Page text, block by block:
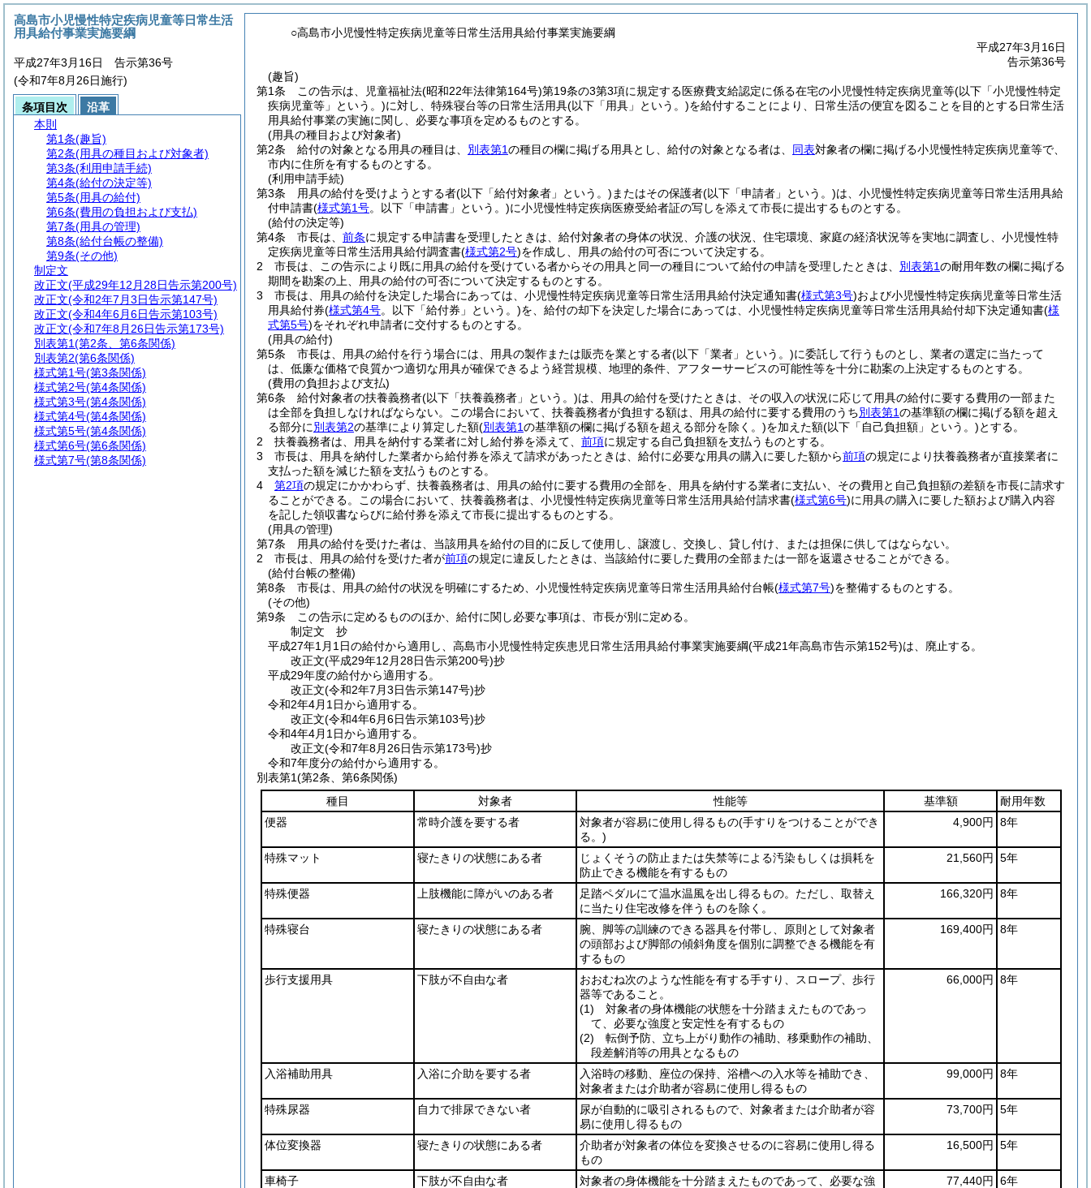
○高島市小児慢性特定疾病児童等日常生活用具給付事業実施要綱
平成27年3月16日
告示第36号
(趣旨)
第1条
この告示は、児童福祉法(昭和22年法律第164号)第19条の3第3項に規定する医療費支給認定に係る在宅の小児慢性特定疾病児童等(以下「小児慢性特定
疾病児童等」という。)に対し、特殊寝台等の日常生活用具(以下「用具」という。)を給付することにより、日常生活の便宜を図ることを目的とする日常生活
用具給付事業の実施に関し、必要な事項を定めるものとする。
(用具の種目および対象者)
第2条
給付の対象となる用具の種目は、 別表第1の種目の欄に掲げる用具とし、給付の対象となる者は、 同表対象者の欄に掲げる小児慢性特定疾病児童等で、
市内に住所を有するものとする。
(利用申請手続)
第3条
用具の給付を受けようとする者(以下「給付対象者」という。) またはその保護者(以下「申請者」という。)は、小児慢性特定疾病児童等日常生活用具給
付申請書(様式第1号。以下「申請書」という。)に小児慢性特定疾病医療受給者証の写しを添えて市長に提出するものとする。
(給付の決定等)
第4条
市長は、 前条に規定する申請書を受理したときは、給付対象者の身体の状況、介護の状況、住宅環境、家庭の経済状況等を実地に調査し、小児慢性特
定疾病児童等日常生活用具給付調査書(様式第2号)を作成し、用具の給付の可否について決定する。
2
市長は、この告示により既に用具の給付を受けている者からその用具と同一の種目について給付の申請を受理したときは、 別表第1の耐用年数の欄に掲げる
期間を勘案の上、用具の給付の可否について決定するものとする。
3
市長は、用具の給付を決定した場合にあっては、小児慢性特定疾病児童等日常生活用具給付決定通知書(様式第3号)および小児慢性特定疾病児童等日常生活
用具給付券(様式第4号。以下「給付券」という。)を、給付の却下を決定した場合にあっては、小児慢性特定疾病児童等日常生活用具給付却下決定通知書(様
式第5号)をそれぞれ申請者に交付するものとする。
(用具の給付)
第5条
市長は、用具の給付を行う場合には、用具の製作または販売を業とする者(以下「業者」という。)に委託して行うものとし、業者の選定に当たって
は、低廉な価格で良質かつ適切な用具が確保できるよう経営規模、地理的条件、アフターサービスの可能性等を十分に勘案の上決定するものとする。
(費用の負担および支払)
第6条
給付対象者の扶養義務者(以下「扶養義務者」という。)は、用具の給付を受けたときは、その収入の状況に応じて用具の給付に要する費用の一部また
は全部を負担しなければならない。
この場合において、扶養義務者が負担する額は、用具の給付に要する費用のうち別表第1の基準額の欄に掲げる額を超え
る部分に別表第2の基準により算定した額(別表第1の基準額の欄に掲げる額を超える部分を除く。)を加えた額(以下「自己負担額」という。)とする。
2
扶養義務者は、用具を納付する業者に対し給付券を添えて、 前項に規定する自己負担額を支払うものとする。
3
市長は、用具を納付した業者から給付券を添えて請求があったときは、給付に必要な用具の購入に要した額から前項の規定により扶養義務者が直接業者に
支払った額を減じた額を支払うものとする。
4
第2項の規定にかかわらず、扶養義務者は、用具の給付に要する費用の全部を、用具を納付する業者に支払い、その費用と自己負担額の差額を市長に請求す
ることができる。
この場合において、扶養義務者は、小児慢性特定疾病児童等日常生活用具給付請求書(様式第6号)に用具の購入に要した額および購入内容
を記した領収書ならびに給付券を添えて市長に提出するものとする。
(用具の管理)
第7条
用具の給付を受けた者は、当該用具を給付の目的に反して使用し、譲渡し、交換し、貸し付け、または担保に供してはならない。
2
市長は、用具の給付を受けた者が前項の規定に違反したときは、当該給付に要した費用の全部または一部を返還させることができる。
(給付台帳の整備)
第8条
市長は、用具の給付の状況を明確にするため、小児慢性特定疾病児童等日常生活用具給付台帳(様式第7号)を整備するものとする。
(その他)
第9条
この告示に定めるもののほか、給付に関し必要な事項は、市長が別に定める。
制定文 抄
平成27年1月1日の給付から適用し、高島市小児慢性特定疾患児日常生活用具給付事業実施要綱(平成21年高島市告示第152号)は、廃止する。
改正文(平成29年12月28日告示第200号)抄
平成29年度の給付から適用する。
改正文(令和2年7月3日告示第147号)抄
令和2年4月1日から適用する。
改正文(令和4年6月6日告示第103号)抄
令和4年4月1日から適用する。
改正文(令和7年8月26日告示第173号)抄
令和7年度分の給付から適用する。
別表第1(第2条、第6条関係)
種目
対象者 性能等 基準額
耐用年数
便器
常時介護を要する者 対象者が容易に使用し得るもの(手すりをつけることができ
る。)
4,900円 8年
特殊マット 寝たきりの状態にある者
じょくそうの防止または失禁等による汚染もしくは損耗を
防止できる機能を有するもの
21,560円 5年
特殊便器 上肢機能に障がいのある者
足踏ペダルにて温水温風を出し得るもの。ただし、取替え
に当たり住宅改修を伴うものを除く。
166,320円 8年
特殊寝台 寝たきりの状態にある者
腕、脚等の訓練のできる器具を付帯し、原則として対象者
の頭部および脚部の傾斜角度を個別に調整できる機能を有
するもの
169,400円 8年
歩行支援用具 下肢が不自由な者
おおむね次のような性能を有する手すり、スロープ、歩行
器等であること。
(1) 対象者の身体機能の状態を十分踏まえたものであっ
て、必要な強度と安定性を有するもの
(2) 転倒予防、立ち上がり動作の補助、移乗動作の補助、
段差解消等の用具となるもの
66,000円 8年
入浴補助用具 入浴に介助を要する者
入浴時の移動、座位の保持、浴槽への入水等を補助でき、
対象者または介助者が容易に使用し得るもの
99,000円 8年
特殊尿器 自力で排尿できない者
尿が自動的に吸引されるもので、対象者または介助者が容
易に使用し得るもの
73,700円 5年
体位変換器 寝たきりの状態にある者
介助者が対象者の体位を変換させるのに容易に使用し得る
もの
16,500円 5年
車椅子 下肢が不自由な者
対象者の身体機能を十分踏まえたものであって、必要な強
77,440円 6年
高島市小児慢性特定疾病児童等日常生活
用具給付事業実施要綱
平成27年3月16日 告示第36号
(令和7年8月26日施行)
条項目次
沿革
本則
第1条(趣旨)
第2条(用具の種目および対象者)
第3条(利用申請手続)
第4条(給付の決定等)
第5条(用具の給付)
第6条(費用の負担および支払)
第7条(用具の管理)
第8条(給付台帳の整備)
第9条(その他)
制定文
改正文(平成29年12月28日告示第200号)
改正文(令和2年7月3日告示第147号)
改正文(令和4年6月6日告示第103号)
改正文(令和7年8月26日告示第173号)
別表第1(第2条、第6条関係)
別表第2(第6条関係)
様式第1号(第3条関係)
様式第2号(第4条関係)
様式第3号(第4条関係)
様式第4号(第4条関係)
様式第5号(第4条関係)
様式第6号(第6条関係)
様式第7号(第8条関係)